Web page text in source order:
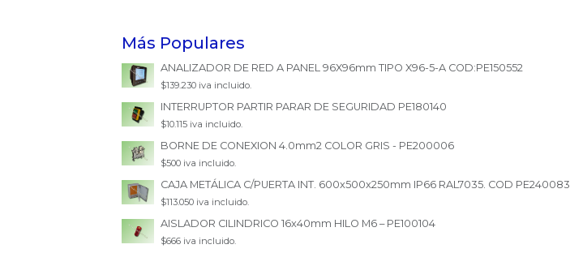
Más Populares
ANALIZADOR DE RED A PANEL 96X96mm TIPO X96-5-A COD:PE150552
$139.230 iva incluido.
INTERRUPTOR PARTIR PARAR DE SEGURIDAD PE180140
$10.115 iva incluido.
BORNE DE CONEXION 4.0mm2 COLOR GRIS - PE200006
$500 iva incluido.
CAJA METÁLICA C/PUERTA INT. 600x500x250mm IP66 RAL7035. COD PE240083
$113.050 iva incluido.
AISLADOR CILINDRICO 16x40mm HILO M6 – PE100104
$666 iva incluido.